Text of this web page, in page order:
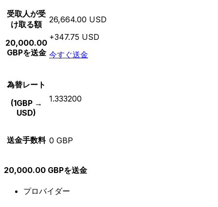
受取人が受
け取る額
20,000.00
GBPを送金
26,664.00 USD
+347.75 USD
今すぐ送金
為替レート
(1GBP →
USD)
1.333200
送金手数料 0 GBP
20,000.00 GBPを送金
プロバイダー